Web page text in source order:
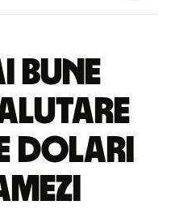
bune
dolari